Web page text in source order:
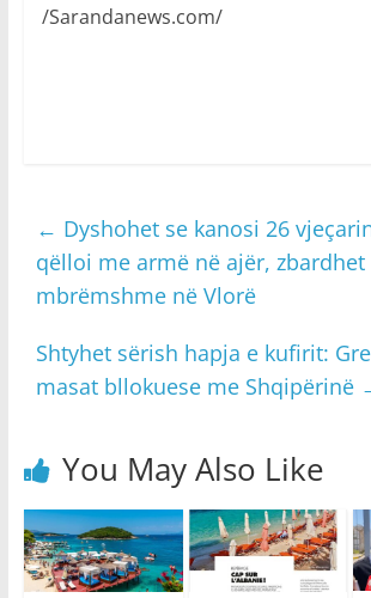
/Sarandanews.com/
← Dyshohet se kanosi 26
qëlloi me armë në ajër,
mbrëmshme në Vlorë
Shtyhet sërish hapja e kufirit:
masat bllokuese me Shqipërinë
You May Also Like